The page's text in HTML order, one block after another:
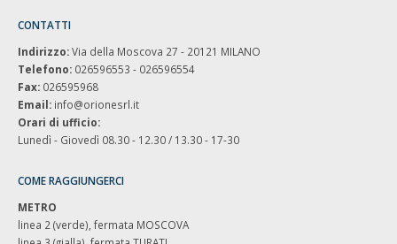
CONTATTI
Indirizzo:Via della Moscova 27 - 20121 MILANO
Telefono: 026596553 - 026596554
Fax: 026595968
Email: info@orionesrl.it
Orari di ufficio:
Lunedì - Giovedì 08.30 - 12.30 / 13.30 - 17-30
COME RAGGIUNGERCI
METRO
linea 2 (verde), fermata MOSCOVA